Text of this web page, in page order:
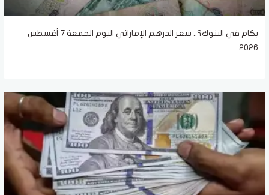
بكام في البنوك؟.. سعر الدرهم الإماراتي اليوم الجمعة 7 أغسطس
2026